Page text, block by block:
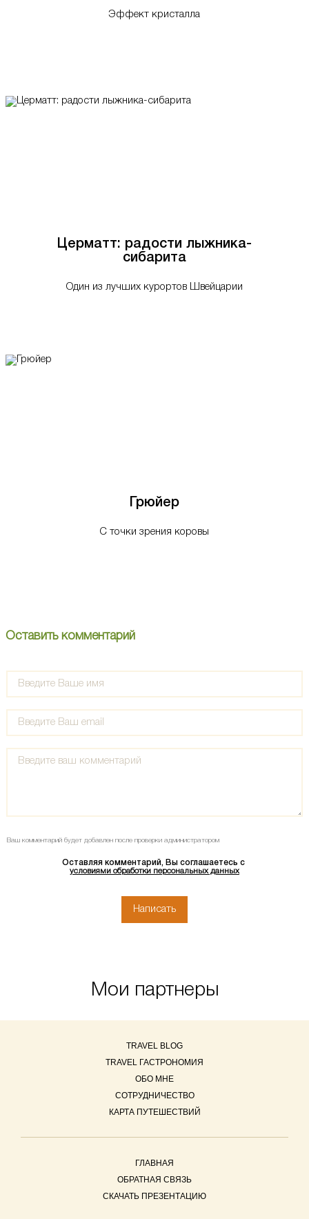
Эффект кристалла
Церматт: радости лыжника-
сибарита
Один из лучших курортов Швейцарии
Грюйер
С точки зрения коровы
Оставить комментарий
Ваш комментарий будет добавлен после проверки администратором
Оставляя комментарий, Вы соглашаетесь с
условиями обработки персональных данных
Мои партнеры
TRAVEL BLOG
TRAVEL ГАСТРОНОМИЯ
ОБО МНЕ
СОТРУДНИЧЕСТВО
КАРТА ПУТЕШЕСТВИЙ
ГЛАВНАЯ
ОБРАТНАЯ СВЯЗЬ
СКАЧАТЬ ПРЕЗЕНТАЦИЮ